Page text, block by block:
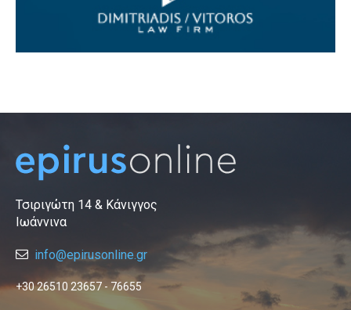
Τσιριγώτη 14 & Κάνιγγος
Ιωάννινα
info@epirusonline.gr
+30 26510 23657 - 76655